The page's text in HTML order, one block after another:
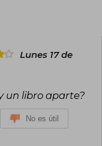
ha conectado con
Lunes 17 de
un libro aparte?
No es útil